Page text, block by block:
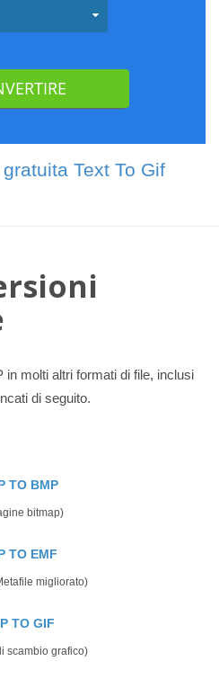
Text To Gif
molti altri formati di file, inclusi
di seguito.
TO BMP
bitmap)
TO EMF
migliorato)
TO GIF
scambio grafico)